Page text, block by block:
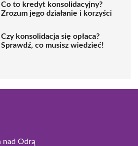
Co to kredyt konsolidacyjny?
Zrozum jego działanie i korzyści
Czy konsolidacja się opłaca?
Sprawdź, co musisz wiedzieć!
nad Odrą